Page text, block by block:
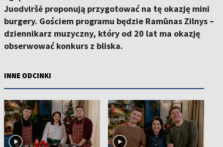
Juodviršė proponują przygotować na tę okazję mini
burgery. Gościem programu będzie Ramūnas Zilnys –
dziennikarz muzyczny, który od 20 lat ma okazję
obserwować konkurs z bliska.
INNE ODCINKI